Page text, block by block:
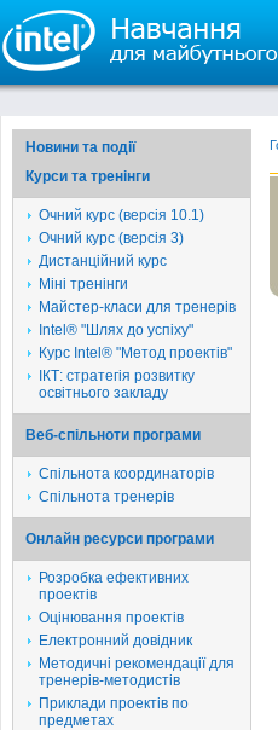
Новини та події
Курси та тренінги
Очний курс (версія 10.1)
Очний курс (версія 3)
Дистанційний курс
Міні тренінги
Майстер-класи для тренерів
Intel® "Шлях до успіху"
Курс Intel® "Метод проектів"
ІКТ: стратегія розвитку
освітнього закладу
Веб-спільноти програми
Спільнота координаторів
Спільнота тренерів
Онлайн ресурси програми
Розробка ефективних
проектів
Оцінювання проектів
Електронний довідник
Методичні рекомендації для
тренерів-методистів
Приклади проектів по
предметах